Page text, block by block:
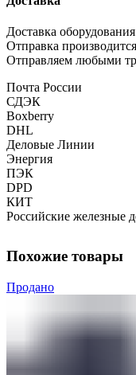
Доставка
Отправка
Отправляем любыми
Почта России
СДЭК
Boxberry
DHL
Деловые Линии
Энергия
ПЭК
DPD
КИТ
Российские железные
Похожие товары
Продано